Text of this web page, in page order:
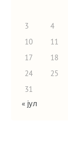
3
4
10
11
17
18
24
25
31
« јул